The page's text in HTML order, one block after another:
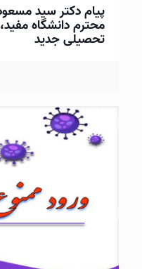
پیام دکتر سید
محترم دانشگاه
تحصیلی جدید